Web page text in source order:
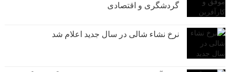
گردشگری و اقتصادی
نرخ نشاء شالی در سال جدید اعلام شد